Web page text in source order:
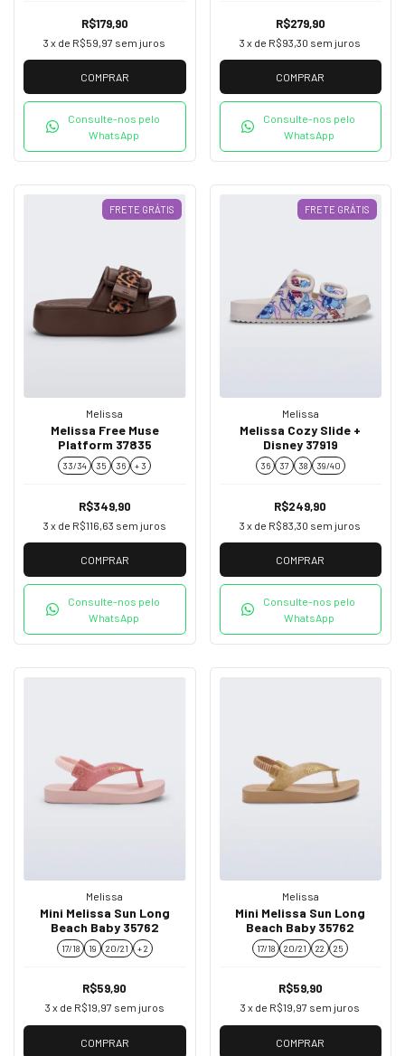
R$179,90
3 x de R$59,97 sem juros
COMPRAR
Consulte-nos pelo
WhatsApp
R$279,90
3 x de R$93,30 sem juros
COMPRAR
Consulte-nos pelo
WhatsApp
FRETE GRÁTIS
Melissa
Melissa Free Muse
Platform 37835
33/34 35 36 + 3
R$349,90
3 x de R$116,63 sem juros
COMPRAR
Consulte-nos pelo
WhatsApp
FRETE GRÁTIS
Melissa
Melissa Cozy Slide +
Disney 37919
36 37 38 39/40
R$249,90
3 x de R$83,30 sem juros
COMPRAR
Consulte-nos pelo
WhatsApp
Melissa
Mini Melissa Sun Long
Beach Baby 35762
17/18 19 20/21 + 2
R$59,90
3 x de R$19,97 sem juros
COMPRAR
Melissa
Mini Melissa Sun Long
Beach Baby 35762
17/18 20/21 22 25
R$59,90
3 x de R$19,97 sem juros
COMPRAR